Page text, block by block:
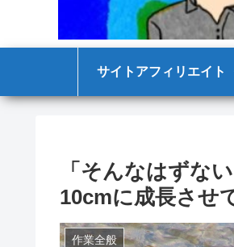
サイトアフィリエイト
「そんなはずな
10cmに成長させ
作業全般